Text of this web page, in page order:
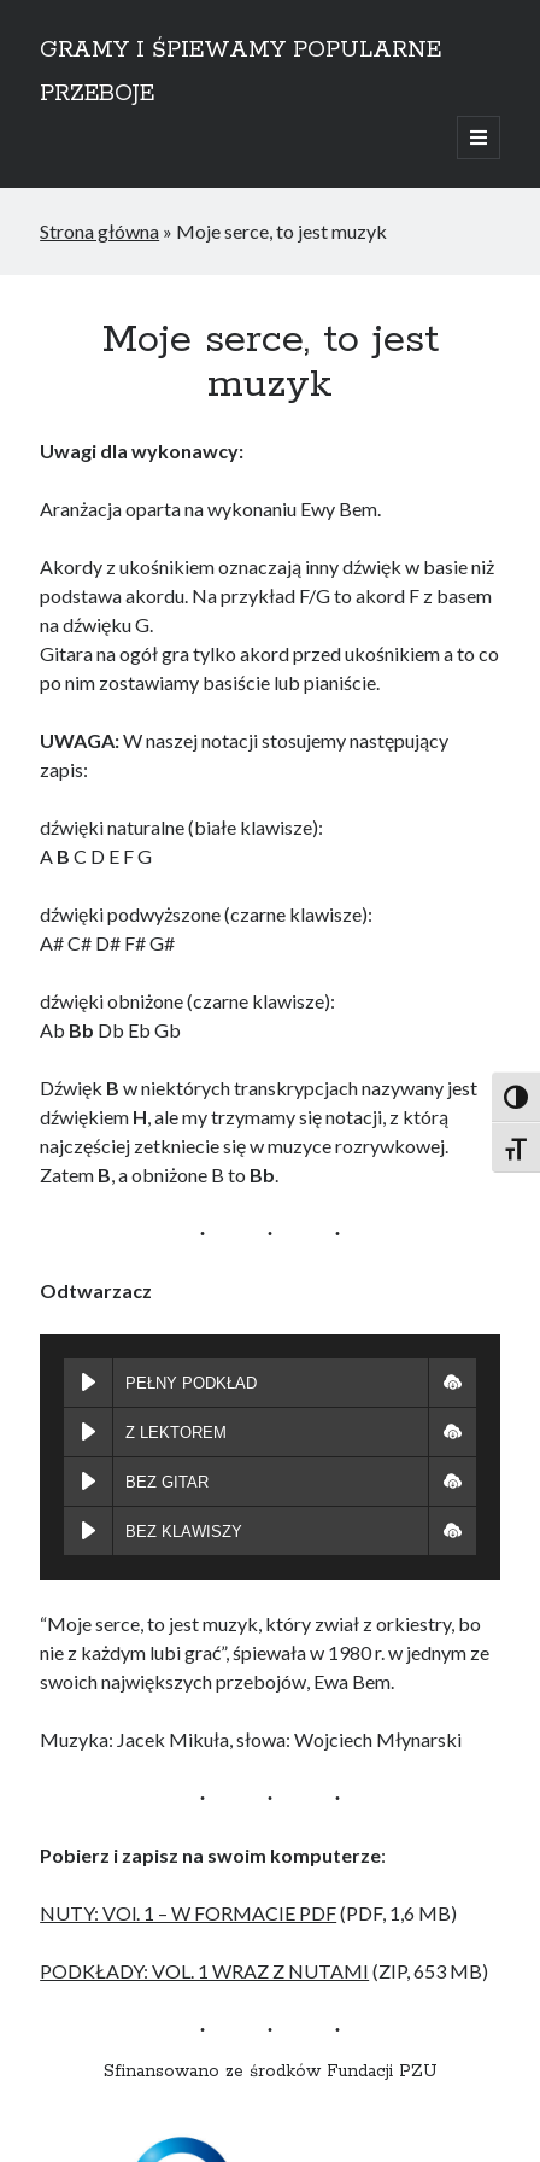
GRAMY I ŚPIEWAMY POPULARNE
PRZEBOJE
open
primary
Sidebar
Strona główna » Moje serce, to jest muzyk
Moje serce, to jest
muzyk
Uwagi dla wykonawcy:
Aranżacja oparta na wykonaniu Ewy Bem.
Akordy z ukośnikiem oznaczają inny dźwięk w basie niż
podstawa akordu. Na przykład F/G to akord F z basem
na dźwięku G.
Gitara na ogół gra tylko akord przed ukośnikiem a to co
po nim zostawiamy basiście lub pianiście.
UWAGA:W naszej notacji stosujemy następujący
zapis:
dźwięki naturalne (białe klawisze):
A B C D E F G
dźwięki podwyższone (czarne klawisze):
A# C# D# F# G#
dźwięki obniżone (czarne klawisze):
Ab Bb Db Eb Gb
Dźwięk B w niektórych transkrypcjach nazywany jest
dźwiękiem H, ale my trzymamy się notacji, z którą
najczęściej zetkniecie się w muzyce rozrywkowej.
Zatem B, a obniżone B to Bb.
Odtwarzacz
PEŁNY PODKŁAD
Z LEKTOREM
BEZ GITAR
BEZ KLAWISZY
“Moje serce, to jest muzyk, który zwiał z orkiestry, bo
nie z każdym lubi grać”, śpiewała w 1980 r. w jednym ze
swoich największych przebojów, Ewa Bem.
Muzyka: Jacek Mikuła, słowa: Wojciech Młynarski
Pobierz i zapisz na swoim komputerze:
NUTY: VOl. 1 – W FORMACIE PDF(PDF, 1,6 MB)
PODKŁADY: VOL. 1 WRAZ Z NUTAMI (ZIP, 653 MB)
Sfinansowano ze środków Fundacji PZU